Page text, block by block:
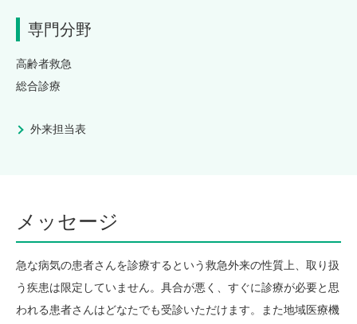
専門分野
高齢者救急
総合診療
外来担当表
メッセージ
急な病気の患者さんを診療するという救急外来の性質上、取り扱
う疾患は限定していません。具合が悪く、すぐに診療が必要と思
われる患者さんはどなたでも受診いただけます。また地域医療機